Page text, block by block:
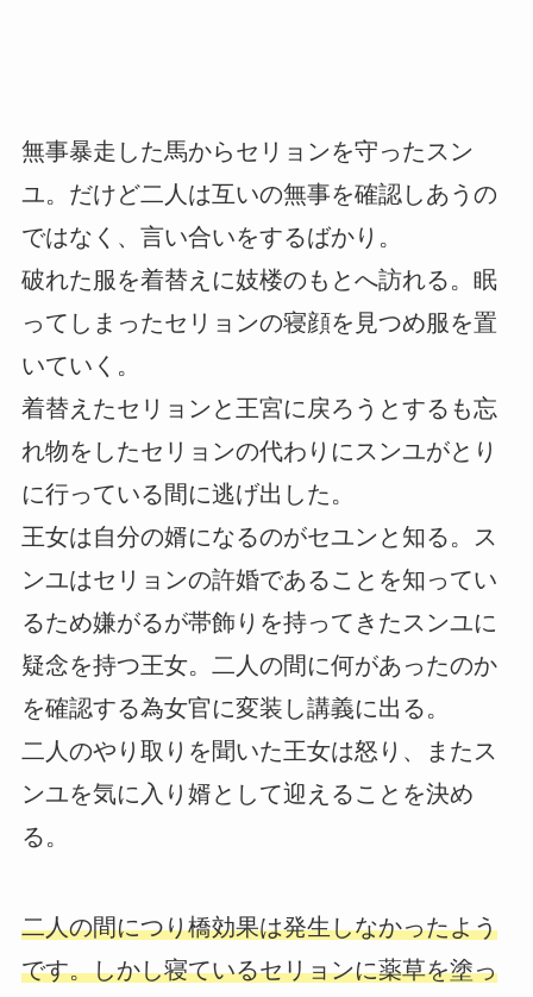
無事暴走した馬からセリョンを守ったスン
ユ。だけど二人は互いの無事を確認しあうの
ではなく、言い合いをするばかり。
破れた服を着替えに妓楼のもとへ訪れる。眠
ってしまったセリョンの寝顔を見つめ服を置
いていく。
着替えたセリョンと王宮に戻ろうとするも忘
れ物をしたセリョンの代わりにスンユがとり
に行っている間に逃げ出した。
王女は自分の婿になるのがセユンと知る。ス
ンユはセリョンの許婚であることを知ってい
るため嫌がるが帯飾りを持ってきたスンユに
疑念を持つ王女。二人の間に何があったのか
を確認する為女官に変装し講義に出る。
二人のやり取りを聞いた王女は怒り、またス
ンユを気に入り婿として迎えることを決め
る。
二人の間につり橋効果は発生しなかったよう
です。しかし寝ているセリョンに薬草を塗っ